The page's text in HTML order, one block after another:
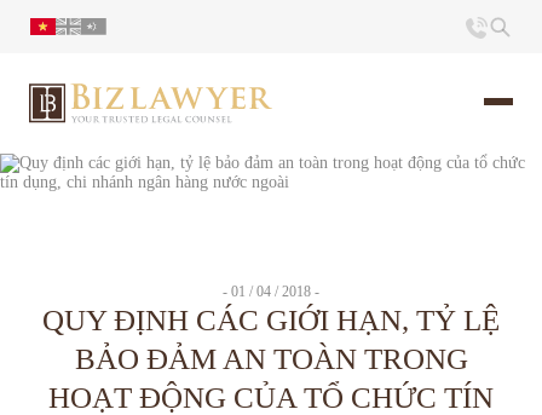
Trang chủ
Ấn phẩm
Tin Tức
- 01 / 04 / 2018 -
QUY ĐỊNH CÁC GIỚI HẠN, TỶ LỆ
BẢO ĐẢM AN TOÀN TRONG
HOẠT ĐỘNG CỦA TỔ CHỨC TÍN